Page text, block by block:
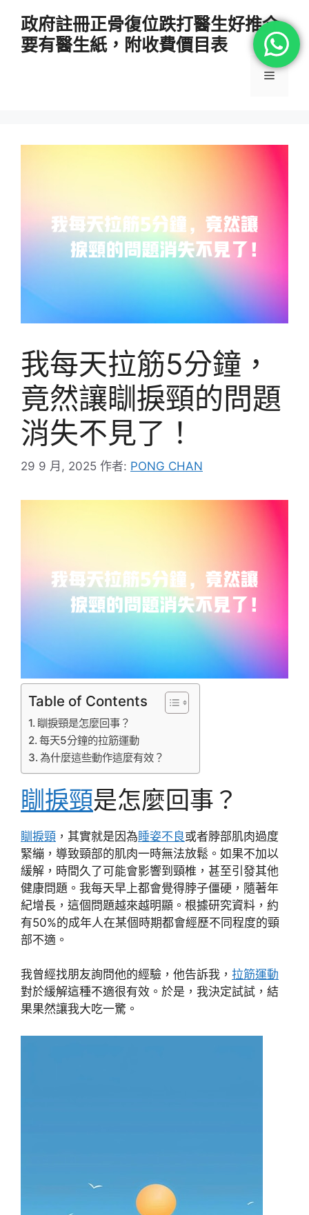
政府註冊正骨復位跌打醫生好推介
要有醫生紙，附收費價目表
選
我每天拉筋5分鐘，
竟然讓瞓捩頸的問題
消失不見了！
29 9 月, 2025 作者: PONG CHAN
Table of Contents
瞓捩頸是怎麼回事？
每天5分鐘的拉筋運動
為什麼這些動作這麼有效？
瞓捩頸是怎麼回事？
瞓捩頸 ，其實就是因為睡姿不良或者脖部肌肉過度
緊繃，導致頸部的肌肉一時無法放鬆。如果不加以
緩解，時間久了可能會影響到頸椎，甚至引發其他
健康問題。我每天早上都會覺得脖子僵硬，隨著年
紀增長，這個問題越來越明顯。根據研究資料，約
有50%的成年人在某個時期都會經歷不同程度的頸
部不適。
我曾經找朋友詢問他的經驗，他告訴我， 拉筋運動
對於緩解這種不適很有效。於是，我決定試試，結
果果然讓我大吃一驚。